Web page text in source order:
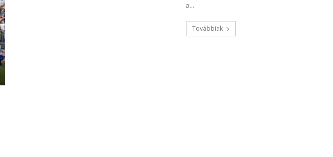
a...
Továbbiak